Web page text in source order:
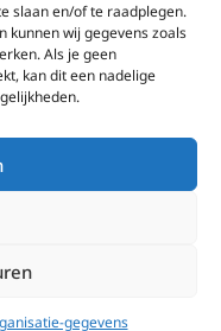
slaan en/of te raadplegen.
kunnen wij gegevens zoals
Als je geen
kan dit een nadelige
gegevens
door uw donaties.
inkomsten of